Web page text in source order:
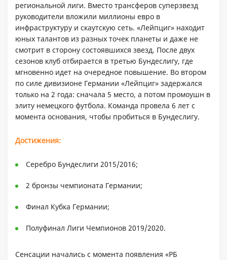
региональной лиги. Вместо трансферов суперзвезд
руководители вложили миллионы евро в
инфраструктуру и скаутскую сеть. «Лейпциг» находит
юных талантов из разных точек планеты и даже не
смотрит в сторону состоявшихся звезд. После двух
сезонов клуб отбирается в третью Бундеслигу, где
мгновенно идет на очередное повышение. Во втором
по силе дивизионе Германии «Лейпциг» задержался
только на 2 года: сначала 5 место, а потом промоушн в
элиту немецкого футбола. Команда провела 6 лет с
момента основания, чтобы пробиться в Бундеслигу.
Достижения:
Серебро Бундеслиги 2015/2016;
2 бронзы чемпионата Германии;
Финал Кубка Германии;
Полуфинал Лиги Чемпионов 2019/2020.
Сенсации начались с момента появления «РБ